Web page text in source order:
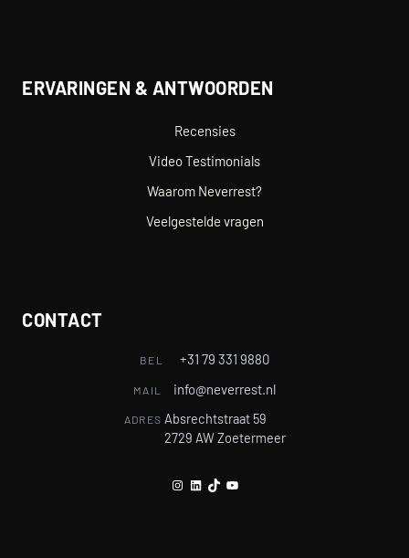
ERVARINGEN & ANTWOORDEN
Recensies
Video Testimonials
Waarom Neverrest?
Veelgestelde vragen
CONTACT
BEL +31 79 331 9880
MAIL info@neverrest.nl
ADRES Absrechtstraat 59
2729 AW Zoetermeer
Instagram
LinkedIn
TikTokYouTube